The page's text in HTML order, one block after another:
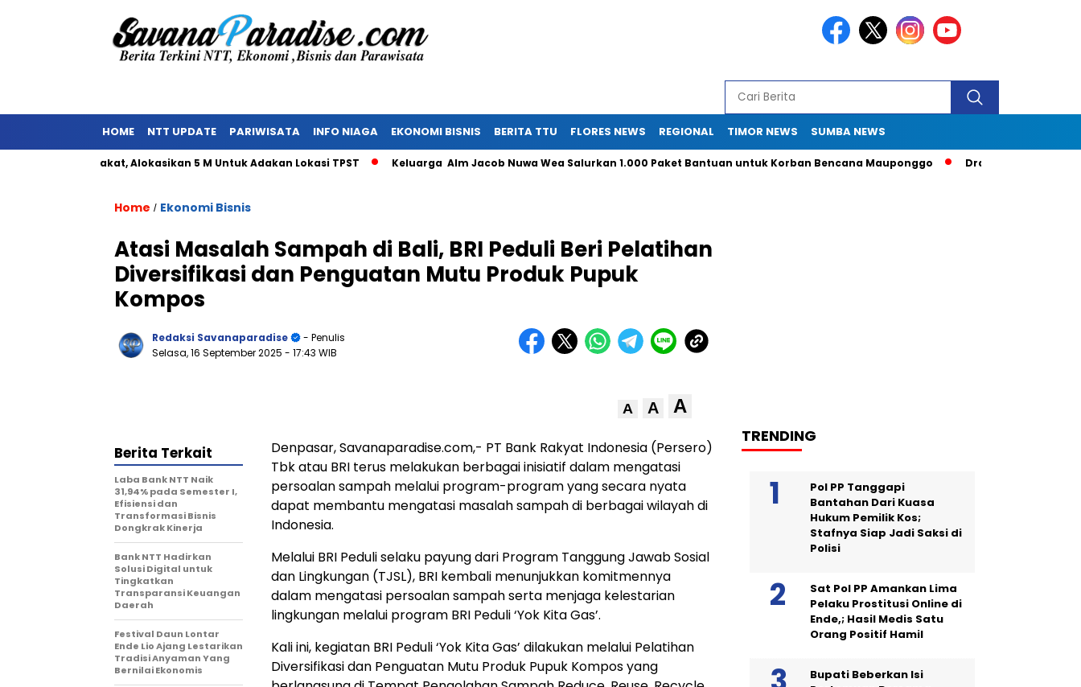
HOME NTT UPDATE PARIWISATA INFO NIAGA EKONOMI BISNIS BERITA TTU FLORES NEWS REGIONAL TIMOR NEWS SUMBA NEWS
Masyarakat, Alokasikan 5 M Untuk Adakan Lokasi TPST Keluarga Alm Jacob Nuwa Wea Salurkan 1.000 Paket Bantuan untuk Korban Bencana Mauponggo Drama Pergub 33: Kadis
Home / Ekonomi Bisnis
Atasi Masalah Sampah di Bali, BRI Peduli Beri Pelatihan
Diversifikasi dan Penguatan Mutu Produk Pupuk
Kompos
Redaksi Savanaparadise
- Penulis
Selasa, 16 September 2025 - 17:43 WIB
A A A
Denpasar, Savanaparadise.com,- PT Bank Rakyat Indonesia (Persero)
Tbk atau BRI terus melakukan berbagai inisiatif dalam mengatasi
persoalan sampah melalui program-program yang secara nyata
dapat membantu mengatasi masalah sampah di berbagai wilayah di
Indonesia.
Melalui BRI Peduli selaku payung dari Program Tanggung Jawab Sosial
dan Lingkungan (TJSL), BRI kembali menunjukkan komitmennya
dalam mengatasi persoalan sampah serta menjaga kelestarian
lingkungan melalui program BRI Peduli ‘Yok Kita Gas’.
Kali ini, kegiatan BRI Peduli ‘Yok Kita Gas’ dilakukan melalui Pelatihan
Diversifikasi dan Penguatan Mutu Produk Pupuk Kompos yang
Berita Terkait
Laba Bank NTT Naik
31,94% pada Semester I,
Efisiensi dan
Transformasi Bisnis
Dongkrak Kinerja
Bank NTT Hadirkan
Solusi Digital untuk
Tingkatkan
Transparansi Keuangan
Daerah
Festival Daun Lontar
Ende Lio Ajang Lestarikan
Tradisi Anyaman Yang
Bernilai Ekonomis
TRENDING
Pol PP Tanggapi
Bantahan Dari Kuasa
Hukum Pemilik Kos;
Stafnya Siap Jadi Saksi di
Polisi
Sat Pol PP Amankan Lima
Pelaku Prostitusi Online di
Ende,; Hasil Medis Satu
Orang Positif Hamil
Bupati Beberkan Isi